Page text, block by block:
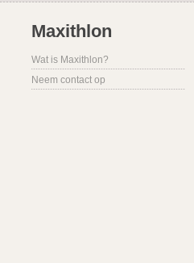
Maxithlon
Wat is Maxithlon?
Neem contact op